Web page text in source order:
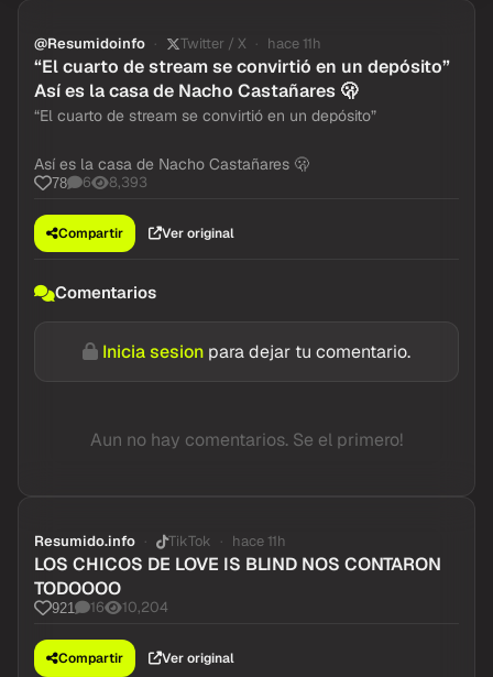
@Resumidoinfo Twitter / X hace 11h
“El cuarto de stream se convirtió en un depósito”
Así es la casa de Nacho Castañares 🫢
“El cuarto de stream se convirtió en un depósito”
Así es la casa de Nacho Castañares 🫢
78 6 8,393
Compartir Ver original
Comentarios
Inicia sesion para dejar tu comentario.
Aun no hay comentarios. Se el primero!
Resumido.info TikTok hace 11h
LOS CHICOS DE LOVE IS BLIND NOS CONTARON
TODOOOO
921 16 10,204
Compartir Ver original